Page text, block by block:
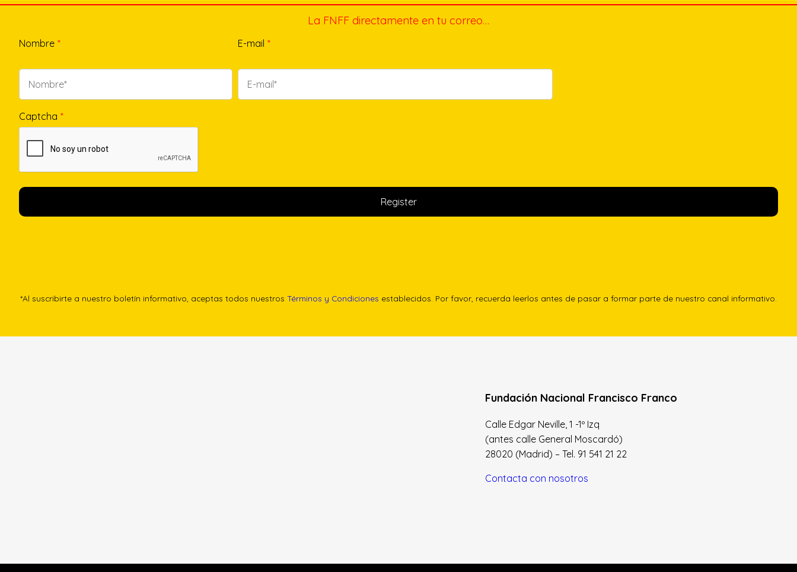
La FNFF directamente en tu correo…
Nombre * E-mail *
Captcha *
*Al suscribirte a nuestro boletín informativo, aceptas todos nuestros Términos y Condiciones establecidos. Por favor, recuerda leerlos antes de pasar a formar parte de nuestro canal informativo.
Fundación Nacional Francisco Franco
Calle Edgar Neville, 1 -1º Izq
(antes calle General Moscardó)
28020 (Madrid) – Tel. 91 541 21 22
Contacta con nosotros